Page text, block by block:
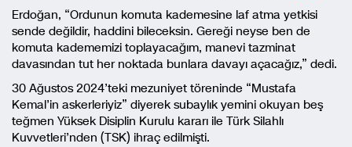
Erdoğan, “Ordunun komuta kademesine laf atma yetkisi
sende değildir, haddini bileceksin. Gereği neyse ben de
komuta kadememizi toplayacağım, manevi tazminat
davasından tut her noktada bunlara davayı açacağız,” dedi.
30 Ağustos 2024’teki mezuniyet töreninde “Mustafa
Kemal’in askerleriyiz” diyerek subaylık yemini okuyan beş
teğmen Yüksek Disiplin Kurulu kararı ile Türk Silahlı
Kuvvetleri’nden (TSK) ihraç edilmişti.